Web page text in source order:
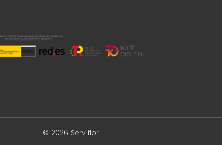
© 2026 Serviflor